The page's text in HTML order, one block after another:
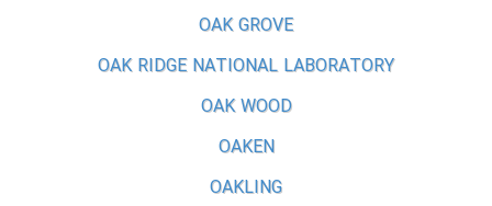
OAK GROVE
OAK RIDGE NATIONAL LABORATORY
OAK WOOD
OAKEN
OAKLING